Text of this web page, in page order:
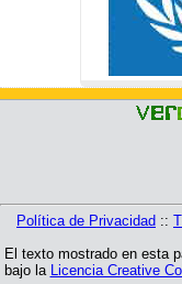
Política de Privacidad ::
El texto mostrado en esta
bajo la Licencia Creative